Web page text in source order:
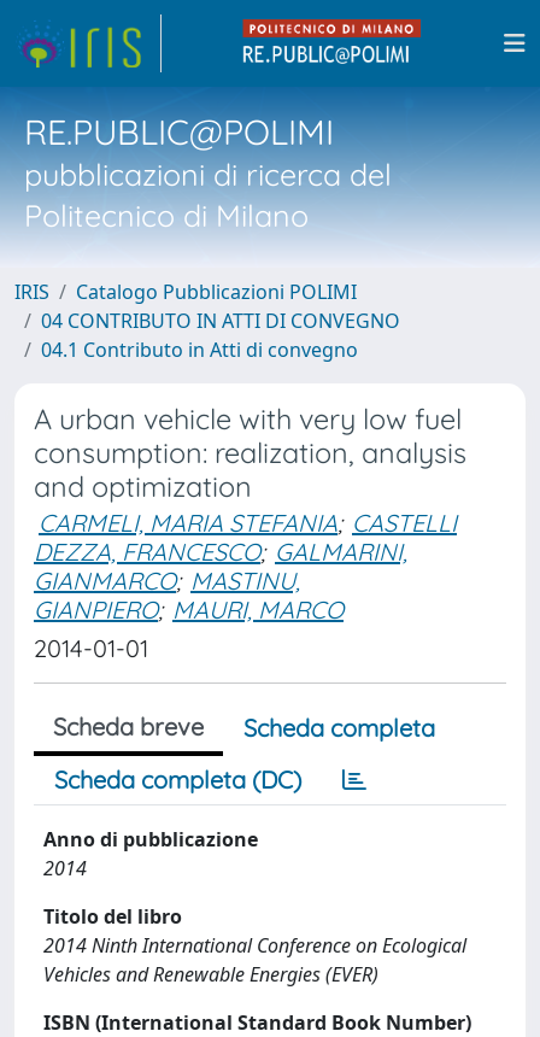
RE.PUBLIC@POLIMI
pubblicazioni di ricerca del
Politecnico di Milano
IRIS
Catalogo Pubblicazioni POLIMI
04 CONTRIBUTO IN ATTI DI CONVEGNO
04.1 Contributo in Atti di convegno
A urban vehicle with very low fuel
consumption: realization, analysis
and optimization
CARMELI, MARIA STEFANIA; CASTELLI
DEZZA, FRANCESCO; GALMARINI,
GIANMARCO; MASTINU,
GIANPIERO; MAURI, MARCO
2014-01-01
Scheda breve
Scheda completa
Scheda completa (DC)
Anno di pubblicazione
2014
Titolo del libro
2014 Ninth International Conference on Ecological
Vehicles and Renewable Energies (EVER)
ISBN (International Standard Book Number)